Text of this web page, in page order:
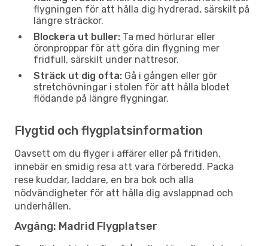
flygningen för att hålla dig hydrerad, särskilt på
längre sträckor.
Blockera ut buller: Ta med hörlurar eller
öronproppar för att göra din flygning mer
fridfull, särskilt under nattresor.
Sträck ut dig ofta: Gå i gången eller gör
stretchövningar i stolen för att hålla blodet
flödande på längre flygningar.
Flygtid och flygplatsinformation
Oavsett om du flyger i affärer eller på fritiden,
innebär en smidig resa att vara förberedd. Packa
rese kuddar, laddare, en bra bok och alla
nödvändigheter för att hålla dig avslappnad och
underhållen.
Avgång: Madrid Flygplatser